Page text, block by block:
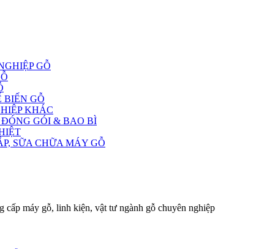
GỖ
BIẾN GỖ
KHÁC
GÓI & BAO BÌ
SỮA CHỮA MÁY GỖ
cấp máy gỗ, linh kiện, vật tư ngành gỗ chuyên nghiệp